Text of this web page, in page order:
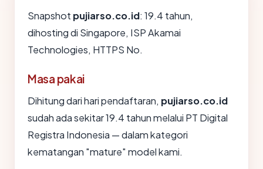
Snapshot pujiarso.co.id: 19.4 tahun,
dihosting di Singapore, ISP Akamai
Technologies, HTTPS No.
Masa pakai
Dihitung dari hari pendaftaran, pujiarso.co.id
sudah ada sekitar 19.4 tahun melalui PT Digital
Registra Indonesia — dalam kategori
kematangan "mature" model kami.